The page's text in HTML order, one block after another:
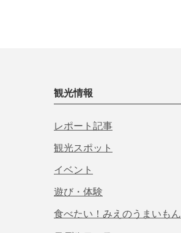
観光情報
レポート記事
観光スポット
イベント
遊び・体験
食べたい！みえのうまいもん